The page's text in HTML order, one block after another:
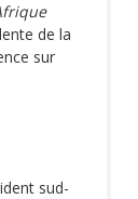
de la
sur
sud-